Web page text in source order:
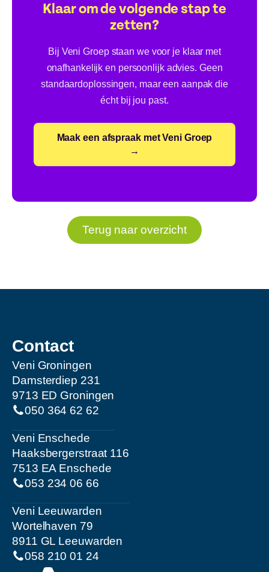
Klaar om de volgende stap te
zetten?
Bij Veni Groep staan we voor je klaar met
onafhankelijk en persoonlijk advies. Geen
standaardoplossingen, maar een aanpak die
écht bij jou past.
Maak een afspraak met Veni Groep
→
Terug naar overzicht
Contact
Veni Groningen
Damsterdiep 231
9713 ED Groningen
050 364 62 62
Veni Enschede
Haaksbergerstraat 116
7513 EA Enschede
053 234 06 66
Veni Leeuwarden
Wortelhaven 79
8911 GL Leeuwarden
058 210 01 24